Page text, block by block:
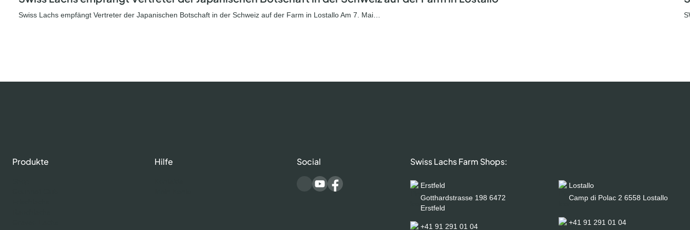
Swiss Lachs empfängt Vertreter der Japanischen Botschaft in der Schweiz auf der Farm in Lostallo Am 7. Mai…
Produkte Hilfe Social Swiss Lachs Farm Shops:
Erstfeld
Gotthardstrasse 198 6472
Erstfeld
+41 91 291 01 04
Lostallo
Camp di Polac 2 6558 Lostallo
+41 91 291 01 04